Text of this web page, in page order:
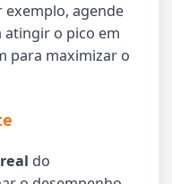
exemplo, agende
o pico em
para maximizar o
do